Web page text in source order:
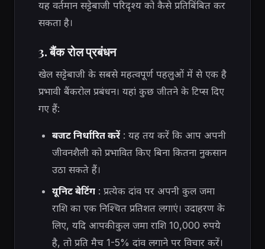
यह वर्तमान सट्टेबाजी परिदृश्य को कैसे प्रतिबिंबित कर
सकता है।
3. बैंक रोल प्रबंधन
खेल सट्टेबाजी के सबसे महत्वपूर्ण पहलुओं में से एक है
प्रभावी बैंकरोल प्रबंधन। यहां कुछ जीतने के टिप्स दिए
गए हैं:
बजट निर्धारित करें: यह तय करें कि आप अपनी
जीवनशैली को प्रभावित किए बिना कितना नुकसान
उठा सकते हैं।
यूनिट बेटिंग: प्रत्येक दांव पर अपनी कुल जमा
राशि का एक निश्चित प्रतिशत लगाएं। उदाहरण के
लिए, यदि आपकी कुल जमा राशि 10,000 रुपये
है, तो प्रति मैच 1-5% दांव लगाने पर विचार करें।